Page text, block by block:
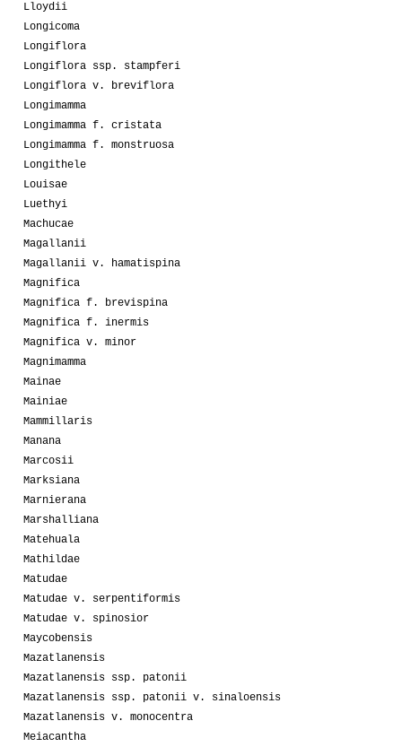
Lloydii
Longicoma
Longiflora
Longiflora ssp. stampferi
Longiflora v. breviflora
Longimamma
Longimamma f. cristata
Longimamma f. monstruosa
Longithele
Louisae
Luethyi
Machucae
Magallanii
Magallanii v. hamatispina
Magnifica
Magnifica f. brevispina
Magnifica f. inermis
Magnifica v. minor
Magnimamma
Mainae
Mainiae
Mammillaris
Manana
Marcosii
Marksiana
Marnierana
Marshalliana
Matehuala
Mathildae
Matudae
Matudae v. serpentiformis
Matudae v. spinosior
Maycobensis
Mazatlanensis
Mazatlanensis ssp. patonii
Mazatlanensis ssp. patonii v. sinaloensis
Mazatlanensis v. monocentra
Meiacantha